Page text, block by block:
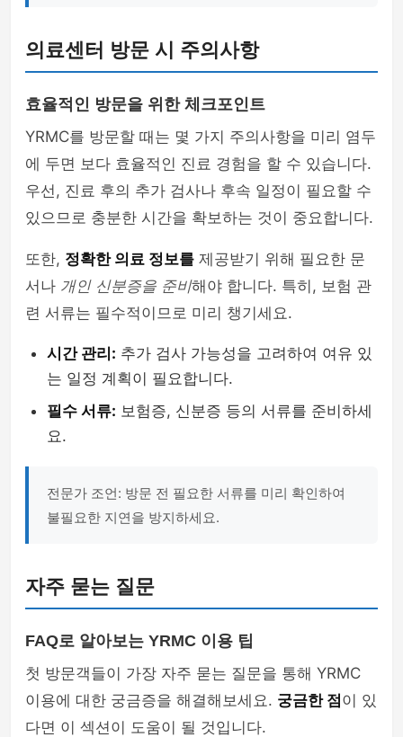
의료센터 방문 시 주의사항
효율적인 방문을 위한 체크포인트
YRMC를 방문할 때는 몇 가지 주의사항을 미리 염두
에 두면 보다 효율적인 진료 경험을 할 수 있습니다.
우선, 진료 후의 추가 검사나 후속 일정이 필요할 수
있으므로 충분한 시간을 확보하는 것이 중요합니다.
또한, 정확한 의료 정보를 제공받기 위해 필요한 문
서나 개인 신분증을 준비해야 합니다. 특히, 보험 관
련 서류는 필수적이므로 미리 챙기세요.
시간 관리: 추가 검사 가능성을 고려하여 여유 있
는 일정 계획이 필요합니다.
필수 서류: 보험증, 신분증 등의 서류를 준비하세
요.
전문가 조언: 방문 전 필요한 서류를 미리 확인하여
불필요한 지연을 방지하세요.
자주 묻는 질문
FAQ로 알아보는 YRMC 이용 팁
첫 방문객들이 가장 자주 묻는 질문을 통해 YRMC
이용에 대한 궁금증을 해결해보세요. 궁금한 점이 있
다면 이 섹션이 도움이 될 것입니다.